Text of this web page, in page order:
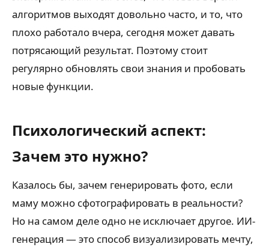
алгоритмов выходят довольно часто, и то, что
плохо работало вчера, сегодня может давать
потрясающий результат. Поэтому стоит
регулярно обновлять свои знания и пробовать
новые функции.
Психологический аспект:
Зачем это нужно?
Казалось бы, зачем генерировать фото, если
маму можно сфотографировать в реальности?
Но на самом деле одно не исключает другое. ИИ-
генерация — это способ визуализировать мечту,